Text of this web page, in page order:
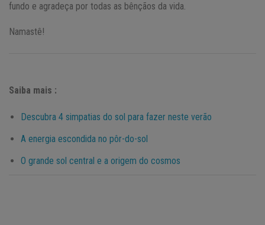
fundo e agradeça por todas as bênçãos da vida.
Namastê!
Saiba mais :
Descubra 4 simpatias do sol para fazer neste verão
A energia escondida no pôr-do-sol
O grande sol central e a origem do cosmos